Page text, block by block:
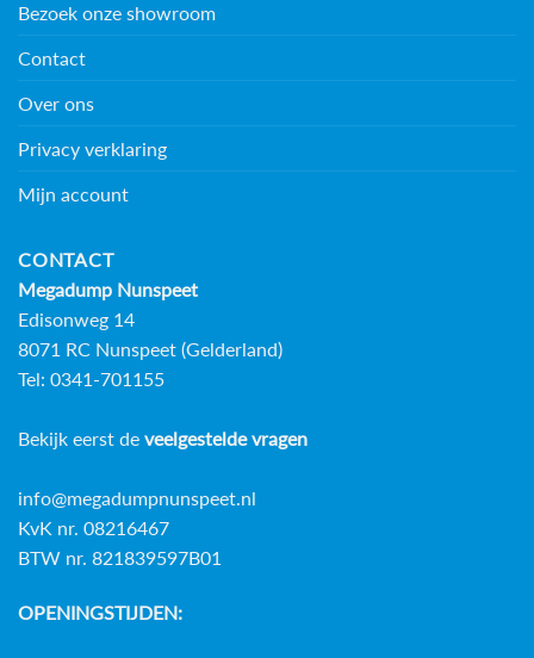
Bezoek onze showroom
Contact
Over ons
Privacy verklaring
Mijn account
CONTACT
Megadump Nunspeet
Edisonweg 14
8071 RC Nunspeet (Gelderland)
Tel: 0341-701155
Bekijk eerst de veelgestelde vragen
info@megadumpnunspeet.nl
KvK nr. 08216467
BTW nr. 821839597B01
OPENINGSTIJDEN: